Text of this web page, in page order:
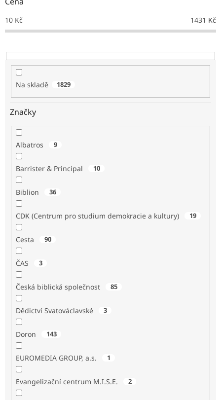
k
t
10 Kč 1431 Kč
Na skladě 1829
Značky
Albatros 9
Barrister & Principal 10
Biblion 36
CDK (Centrum pro studium demokracie a kultury) 19
Cesta 90
ČAS 3
Česká biblická společnost 85
Dědictví Svatováclavské 3
Doron 143
EUROMEDIA GROUP, a.s. 1
Evangelizační centrum M.I.S.E. 2